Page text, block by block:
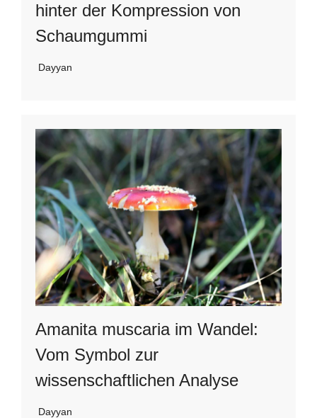
hinter der Kompression von
Schaumgummi
Dayyan
Amanita muscaria im Wandel:
Vom Symbol zur
wissenschaftlichen Analyse
Dayyan